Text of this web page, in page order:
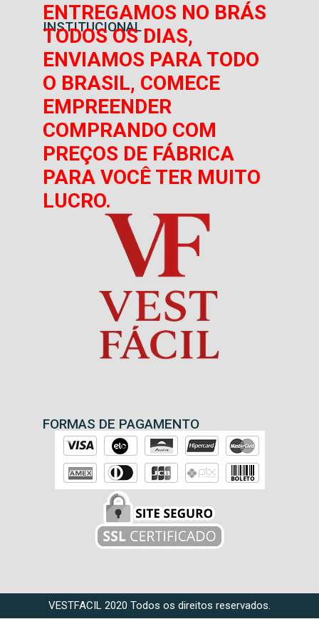
INSTITUCIONAL
ENTREGAMOS NO BRÁS
TODOS OS DIAS,
ENVIAMOS PARA TODO
O BRASIL, COMECE
EMPREENDER
COMPRANDO COM
PREÇOS DE FÁBRICA
PARA VOCÊ TER MUITO
LUCRO.
FORMAS DE PAGAMENTO
VESTFACIL 2020 Todos os direitos reservados.